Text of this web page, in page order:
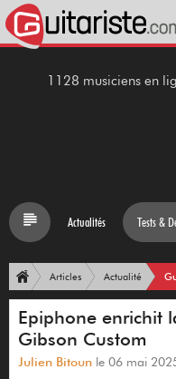
1128 musiciens en
Actualités Tests &
Articles Actualité
Epiphone enrichit
Gibson Custom
Julien Bitounle 06 mai